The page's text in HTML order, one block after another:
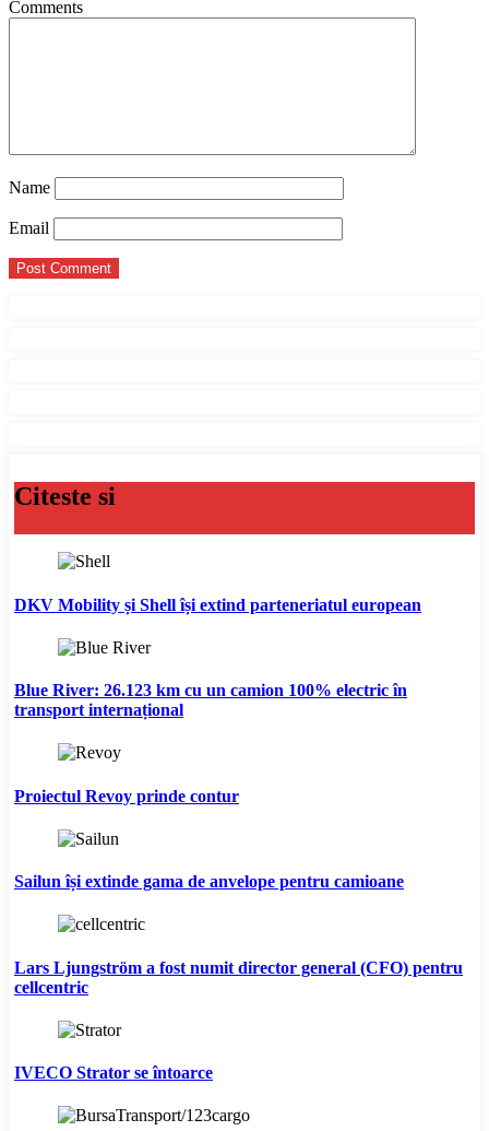
Comments
Name
Email
Citeste si
DKV Mobility și Shell își extind parteneriatul european
Blue River: 26.123 km cu un camion 100% electric în
transport internațional
Proiectul Revoy prinde contur
Sailun își extinde gama de anvelope pentru camioane
Lars Ljungström a fost numit director general (CFO) pentru
cellcentric
IVECO Strator se întoarce